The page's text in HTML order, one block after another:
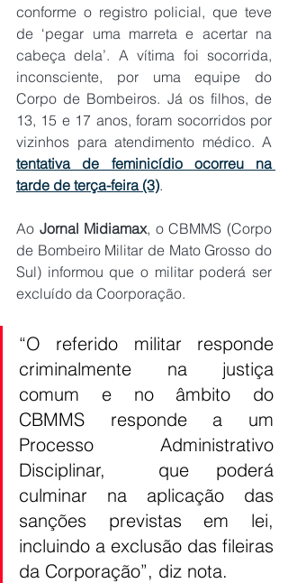
conforme o registro policial, que teve
de ‘pegar uma marreta e acertar na
cabeça dela’. A vítima foi socorrida,
inconsciente, por uma equipe do
Corpo de Bombeiros. Já os filhos, de
13, 15 e 17 anos, foram socorridos por
tentativa de feminicídio ocorreu na
tarde de terça-feira (3).
Ao Jornal Midiamax, o CBMMS (Corpo
de Bombeiro Militar de Mato Grosso do
Sul) informou que o militar poderá ser
excluído da Coorporação.
“O referido militar responde
criminalmente na justiça
comum e no âmbito do
CBMMS responde a um
Processo Administrativo
Disciplinar,  que poderá
culminar na aplicação das
sanções previstas em lei,
incluindo a exclusão das fileiras
da Corporação”, diz nota.